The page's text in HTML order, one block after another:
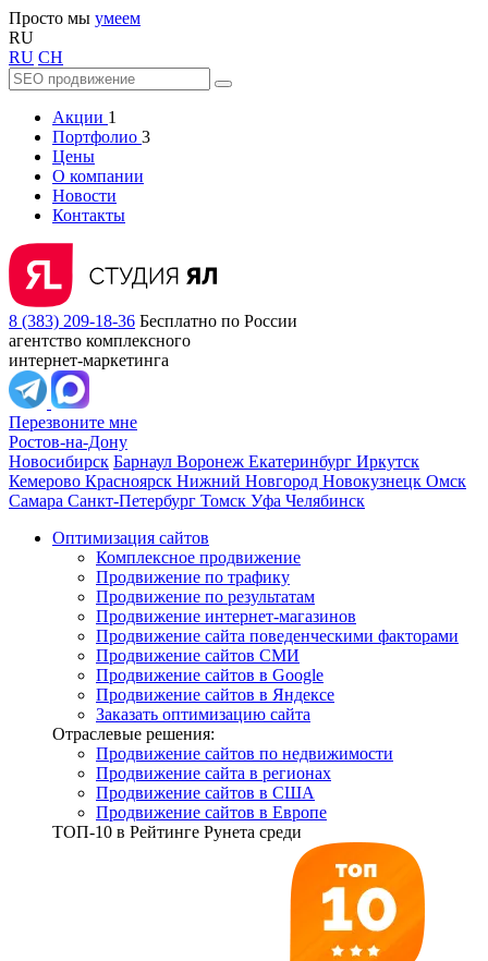
Просто мы умеем
RU
RU CH
Акции 1
Портфолио 3
Цены
О компании
Новости
Контакты
8 (383) 209-18-36 Бесплатно по России
агентство комплексного
интернет-маркетинга
Перезвоните мне
Ростов-на-Дону
Новосибирск Барнаул Воронеж Екатеринбург Иркутск
Кемерово Красноярск Нижний Новгород Новокузнецк Омск
Самара Санкт-Петербург Томск Уфа Челябинск
Оптимизация сайтов
Комплексное продвижение
Продвижение по трафику
Продвижение по результатам
Продвижение интернет-магазинов
Продвижение сайта поведенческими факторами
Продвижение сайтов СМИ
Продвижение сайтов в Google
Продвижение сайтов в Яндексе
Заказать оптимизацию сайта
Отраслевые решения:
Продвижение сайтов по недвижимости
Продвижение сайта в регионах
Продвижение сайтов в США
Продвижение сайтов в Европе
ТОП-10 в Рейтинге Рунета среди